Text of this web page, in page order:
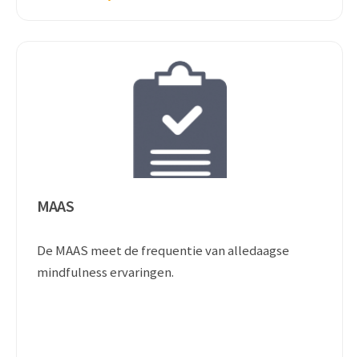
MAAS
De MAAS meet de frequentie van alledaagse
mindfulness ervaringen.